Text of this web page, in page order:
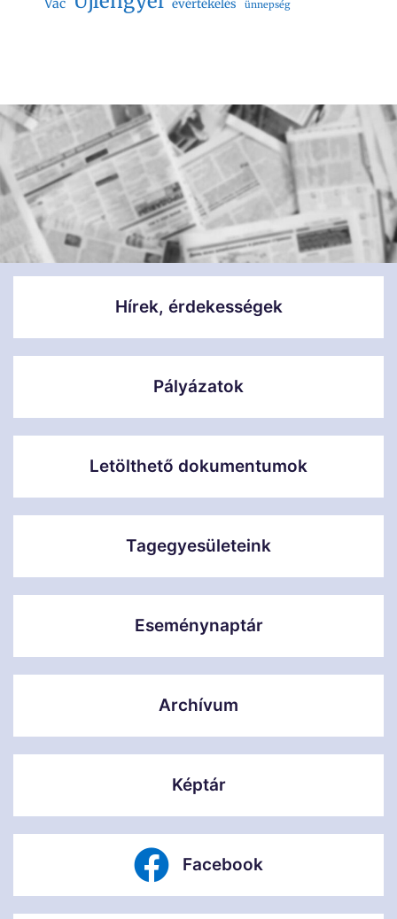
évértékelés ünnepség
Hírek, érdekességek
Pályázatok
Letölthető dokumentumok
Tagegyesületeink
Eseménynaptár
Archívum
Képtár
Facebook